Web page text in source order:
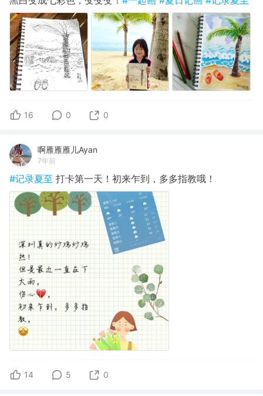
16 0 0
啊雁雁雁儿Ayan
7年前
#记录夏至 打卡第一天！初来乍到，多多指教哦！
14 5 0